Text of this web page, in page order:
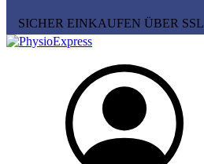
SICHER EINKAUFEN ÜBER SSL